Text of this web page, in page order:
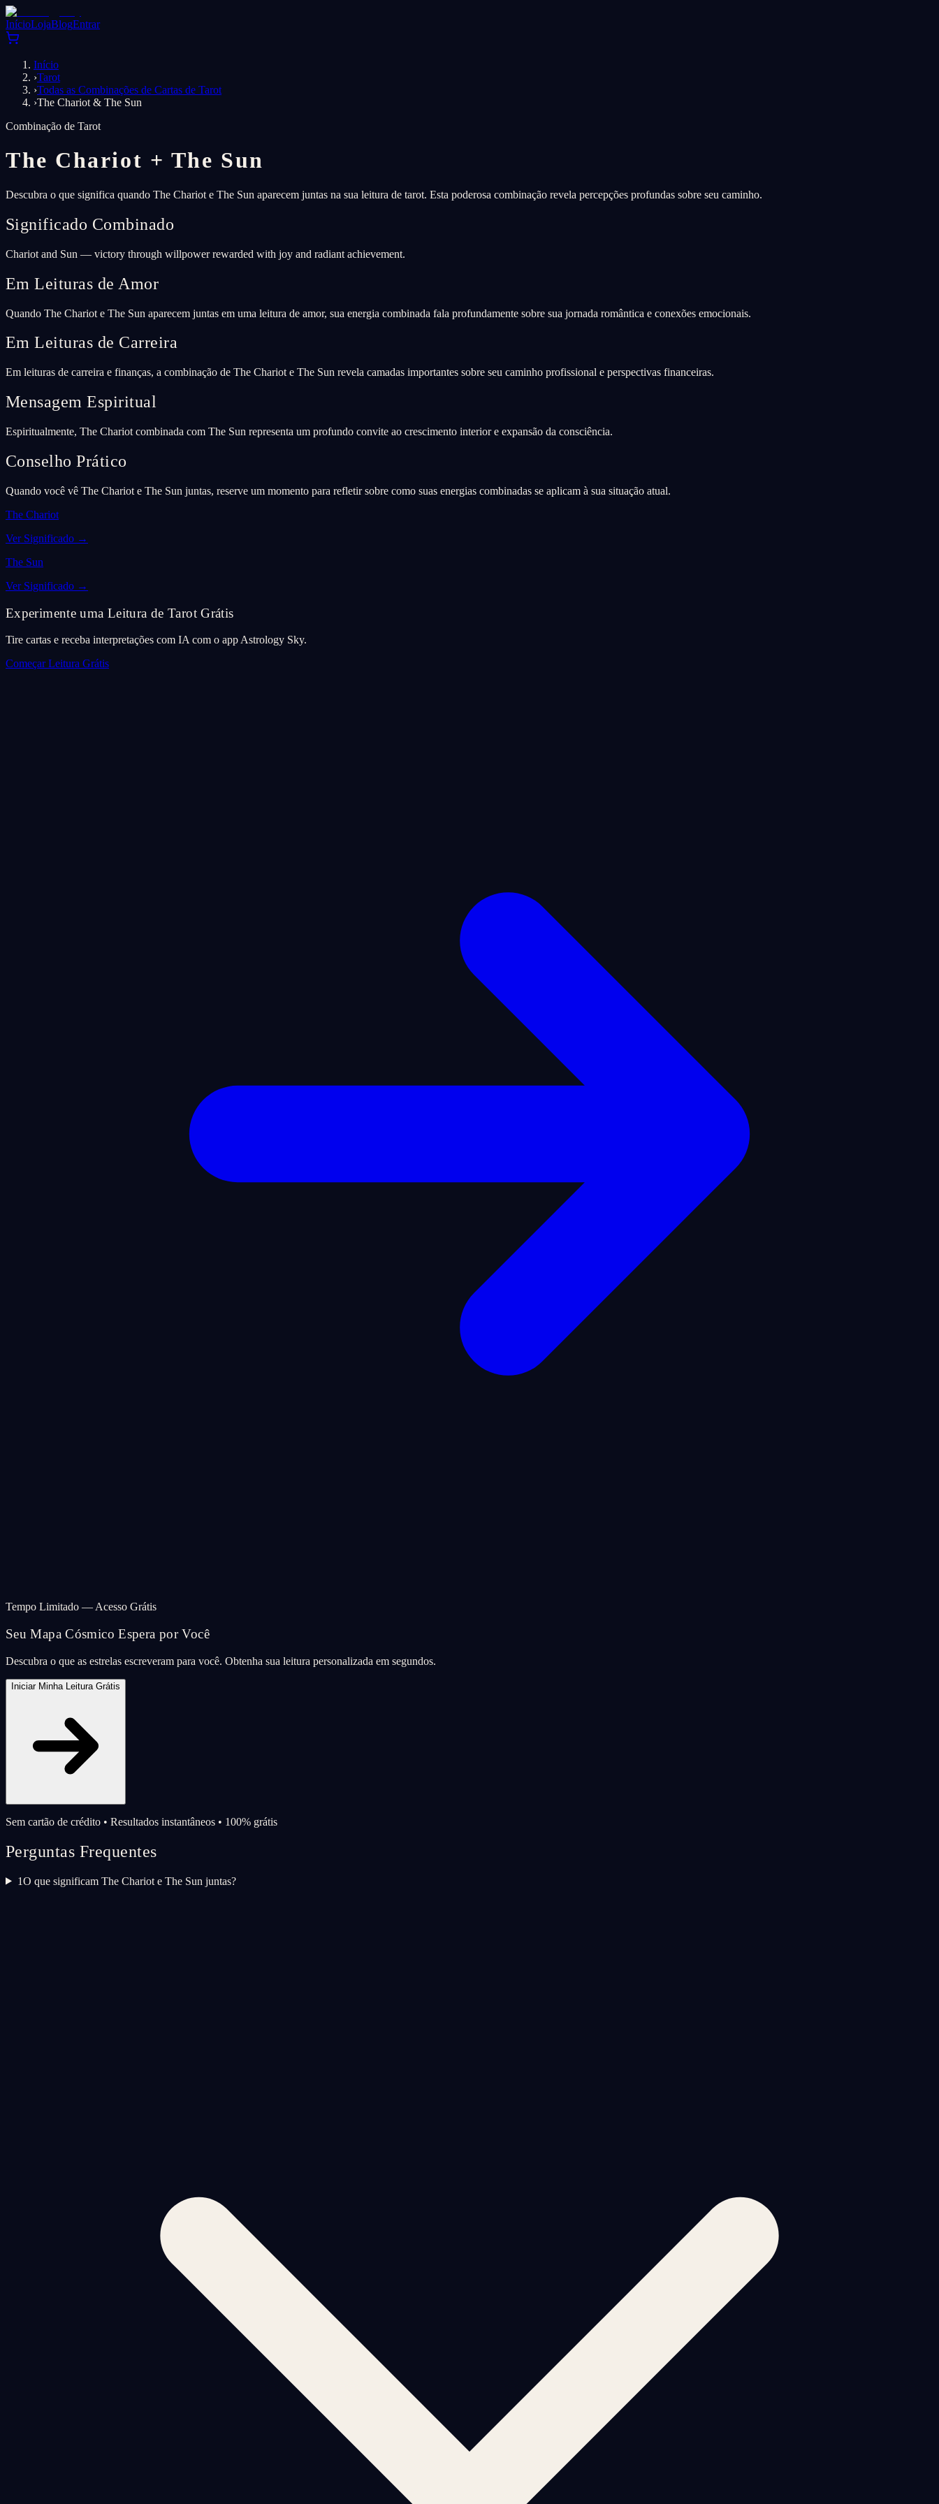
InícioLojaBlogEntrar
Início
›Tarot
›Todas as Combinações de Cartas de Tarot
›The Chariot & The Sun
Combinação de Tarot
The Chariot + The Sun
Descubra o que significa quando The Chariot e The Sun aparecem juntas na sua leitura de tarot. Esta poderosa combinação revela percepções profundas sobre seu caminho.
Significado Combinado
Chariot and Sun — victory through willpower rewarded with joy and radiant achievement.
Em Leituras de Amor
Quando The Chariot e The Sun aparecem juntas em uma leitura de amor, sua energia combinada fala profundamente sobre sua jornada romântica e conexões emocionais.
Em Leituras de Carreira
Em leituras de carreira e finanças, a combinação de The Chariot e The Sun revela camadas importantes sobre seu caminho profissional e perspectivas financeiras.
Mensagem Espiritual
Espiritualmente, The Chariot combinada com The Sun representa um profundo convite ao crescimento interior e expansão da consciência.
Conselho Prático
Quando você vê The Chariot e The Sun juntas, reserve um momento para refletir sobre como suas energias combinadas se aplicam à sua situação atual.
The Chariot
Ver Significado →
The Sun
Ver Significado →
Experimente uma Leitura de Tarot Grátis
Tire cartas e receba interpretações com IA com o app Astrology Sky.
Começar Leitura Grátis
Tempo Limitado — Acesso Grátis
Seu Mapa Cósmico Espera por Você
Descubra o que as estrelas escreveram para você. Obtenha sua leitura personalizada em segundos.
Iniciar Minha Leitura Grátis
Sem cartão de crédito • Resultados instantâneos • 100% grátis
Perguntas Frequentes
1O que significam The Chariot e The Sun juntas?